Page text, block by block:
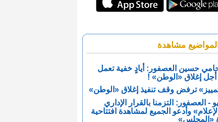
المواضيع مشاهدة
حسين العصفور: أيادٍ خفية تعمل
إغلاق «الوطن» !
ترفض وقف تنفيذ إغلاق «الوطن»
- العصفور: التزمنا بالقرار الإداري
وأدعو الجميع لمشاهدة افتتاحية
«المجلس»